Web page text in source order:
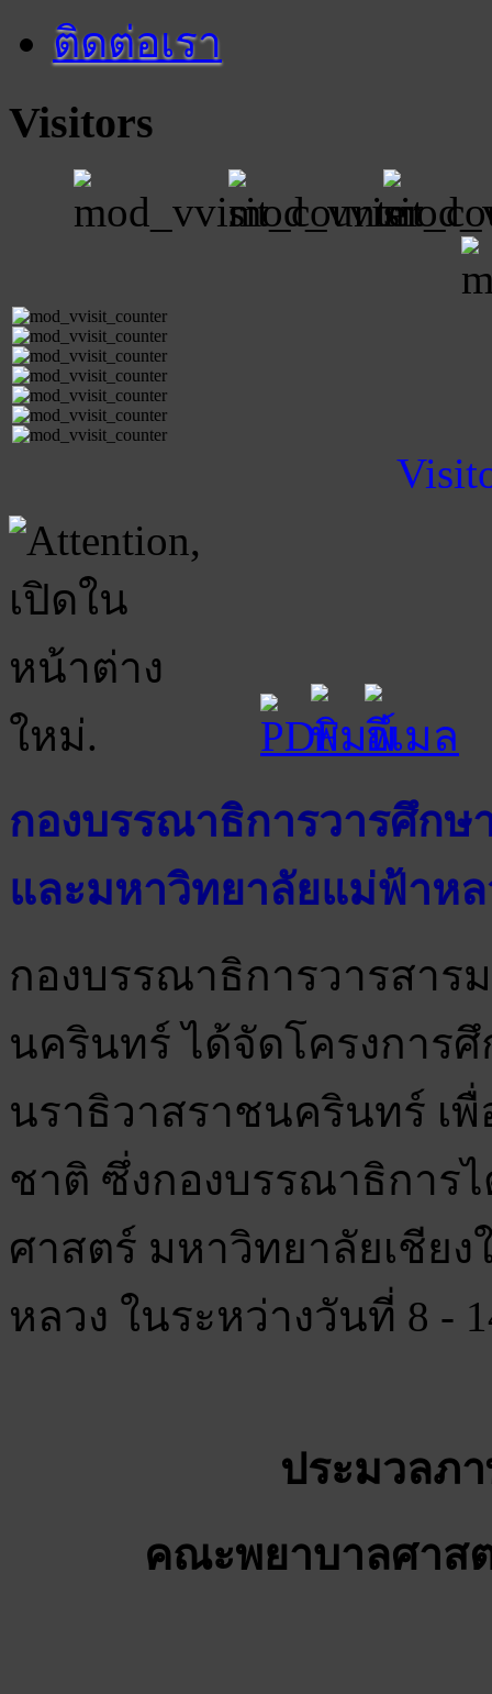
ติดต่อเรา
Visitors
กองบรรณาธิการวารศึก
และมหาวิทยาลัยแม่ฟ้าหล
กองบรรณาธิการวารสาร
นครินทร์ ได้จัดโครงการ
นราธิวาสราชนครินทร์ เ
ชาติ ซึ่งกองบรรณาธิกา
ศาสตร์ มหาวิทยาลัยเชีย
หลวง ในระหว่างวันที่ 8 -
ประมวลภ
คณะพยาบาลศาส